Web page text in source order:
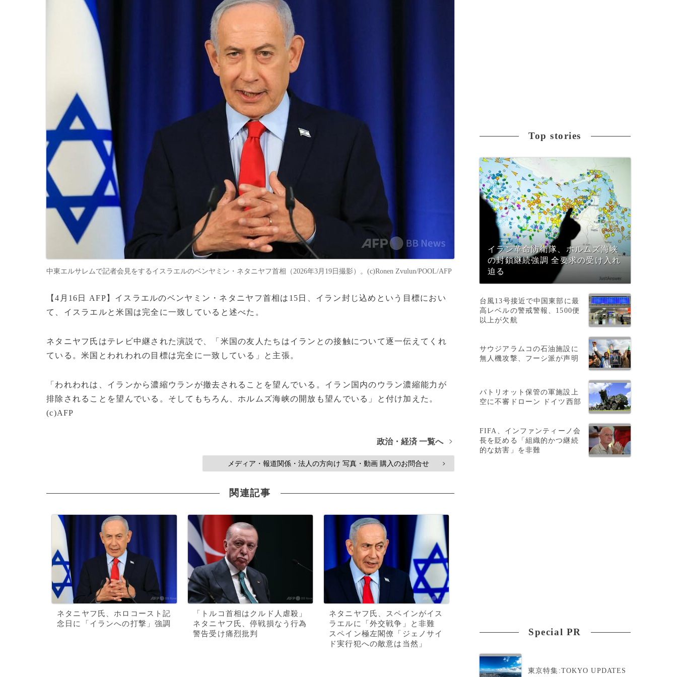
中東エルサレムで記者会見をするイスラエルのベンヤミン・ネタニヤフ首相（2026年3月19日撮影）。(c)Ronen Zvulun/POOL/AFP
【4月16日 AFP】イスラエルのベンヤミン・ネタニヤフ首相は15日、イラン封じ込めという目標におい
て、イスラエルと米国は完全に一致していると述べた。
ネタニヤフ氏はテレビ中継された演説で、「米国の友人たちはイランとの接触について逐一伝えてくれ
ている。米国とわれわれの目標は完全に一致している」と主張。
「われわれは、イランから濃縮ウランが撤去されることを望んでいる。イラン国内のウラン濃縮能力が
排除されることを望んでいる。そしてもちろん、ホルムズ海峡の開放も望んでいる」と付け加えた。
(c)AFP
政治・経済 一覧へ >
メディア・報道関係・法人の方向け 写真・動画 購入のお問合せ >
関連記事
ネタニヤフ氏、ホロコースト記
念日に「イランへの打撃」強調
「トルコ首相はクルド人虐殺」
ネタニヤフ氏、停戦損なう行為
警告受け痛烈批判
ネタニヤフ氏、スペインがイス
ラエルに「外交戦争」と非難
スペイン極左閣僚「ジェノサイ
ド実行犯への敵意は当然」
Top stories
イラン革命防衛隊、ホルムズ海峡
の封鎖継続強調 全要求の受け入れ
迫る
台風13号接近で中国東部に最
高レベルの警戒警報、1500便
以上が欠航
サウジアラムコの石油施設に
無人機攻撃、フーシ派が声明
パトリオット保管の軍施設上
空に不審ドローン ドイツ西部
FIFA、インファンティーノ会
長を貶める「組織的かつ継続
的な妨害」を非難
Special PR
東京特集:TOKYO UPDATES